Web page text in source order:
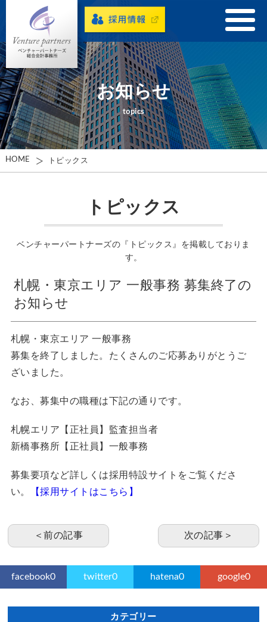
お知らせ
topics
HOME トピックス
トピックス
ベンチャーパートナーズの『トピックス』を掲載しておりま
す。
札幌・東京エリア 一般事務 募集終了の
お知らせ
札幌・東京エリア 一般事務
募集を終了しました。たくさんのご応募ありがとうご
ざいました。
なお、募集中の職種は下記の通りです。
札幌エリア【正社員】監査担当者
新橋事務所【正社員】一般事務
募集要項など詳しくは採用特設サイトをご覧くださ
い。
【採用サイトはこちら】
＜前の記事 次の記事＞
facebook0 twitter0 hatena0 google0
カテゴリー